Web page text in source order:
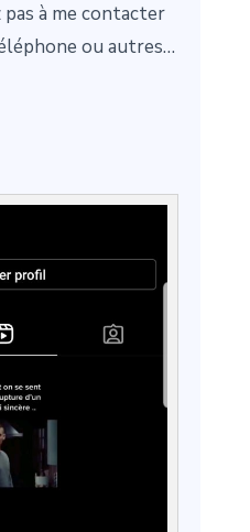
à me contacter
ou autres…